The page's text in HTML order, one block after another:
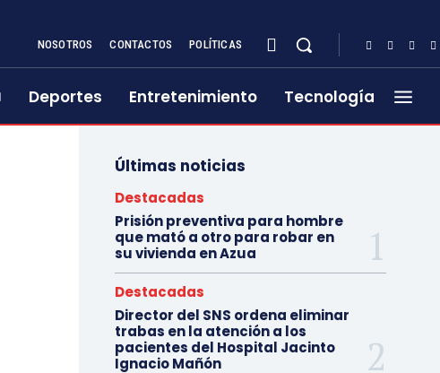
NOSOTROS CONTACTOS POLÍTICAS
Deportes Entretenimiento Tecnología
Últimas noticias
Destacadas
Prisión preventiva para hombre
que mató a otro para robar en
su vivienda en Azua
Destacadas
Director del SNS ordena eliminar
trabas en la atención a los
pacientes del Hospital Jacinto
Ignacio Mañón